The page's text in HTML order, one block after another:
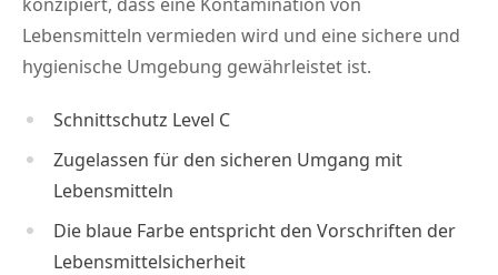
Lebensmitteln vermieden wird und eine sichere und
hygienische Umgebung gewährleistet ist.
Schnittschutz Level C
Zugelassen für den sicheren Umgang mit
Lebensmitteln
Die blaue Farbe entspricht den Vorschriften der
Lebensmittelsicherheit